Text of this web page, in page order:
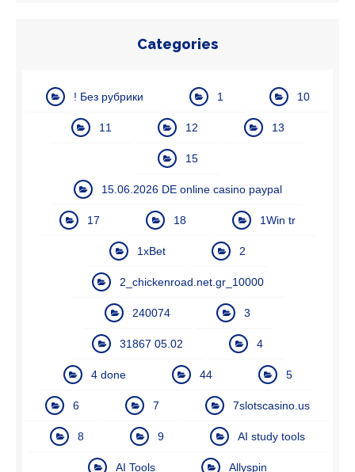
Categories
! Без рубрики 1 10
11 12 13
15
15.06.2026 DE online casino paypal
17 18 1Win tr
1xBet 2
2_chickenroad.net.gr_10000
240074 3
31867 05.02 4
4 done 44 5
6 7 7slotscasino.us
8 9 AI study tools
AI Tools Allyspin